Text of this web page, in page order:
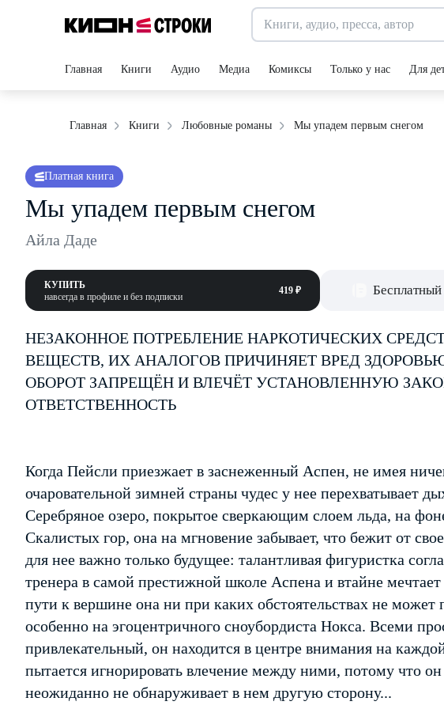
Главная Книги Аудио Медиа Комиксы Только у нас Для
Главная Книги Любовные романы Мы упадем первым снегом
Платная книга
Мы упадем первым снегом
Айла Даде
КУПИТЬ
навсегда в профиле и без подписки
419 ₽
НЕЗАКОННОЕ ПОТРЕБЛЕНИЕ НАРКОТИЧЕСКИХ
ВЕЩЕСТВ, ИХ АНАЛОГОВ ПРИЧИНЯЕТ ВРЕД
ОБОРОТ ЗАПРЕЩЁН И ВЛЕЧЁТ УСТАНОВЛЕННУЮ
ОТВЕТСТВЕННОСТЬ
Когда Пейсли приезжает в заснеженный Аспен, не имея
очаровательной зимней страны чудес у нее перехватывает
Серебряное озеро, покрытое сверкающим слоем льда, на
Скалистых гор, она на мгновение забывает, что бежит от
для нее важно только будущее: талантливая фигуристка
тренера в самой престижной школе Аспена и втайне
пути к вершине она ни при каких обстоятельствах не может
особенно на эгоцентричного сноубордиста Нокса. Всеми
привлекательный, он находится в центре внимания на
пытается игнорировать влечение между ними, потому что
неожиданно не обнаруживает в нем другую сторону...